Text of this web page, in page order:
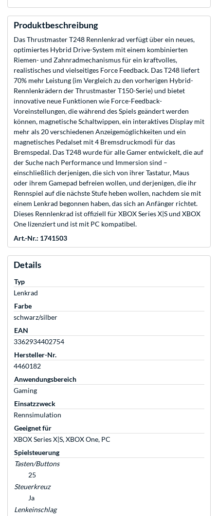
Produktbeschreibung
Das Thrustmaster T248 Rennlenkrad verfügt über ein neues,
optimiertes Hybrid Drive-System mit einem kombinierten
Riemen- und Zahnradmechanismus für ein kraftvolles,
realistisches und vielseitiges Force Feedback. Das T248 liefert
70% mehr Leistung (im Vergleich zu den vorherigen Hybrid-
Rennlenkrädern der Thrustmaster T150-Serie) und bietet
innovative neue Funktionen wie Force-Feedback-
Voreinstellungen, die während des Spiels geändert werden
können, magnetische Schaltwippen, ein interaktives Display mit
mehr als 20 verschiedenen Anzeigemöglichkeiten und ein
magnetisches Pedalset mit 4 Bremsdruckmodi für das
Bremspedal. Das T248 wurde für alle Gamer entwickelt, die auf
der Suche nach Performance und Immersion sind –
einschließlich derjenigen, die sich von ihrer Tastatur, Maus
oder ihrem Gamepad befreien wollen, und derjenigen, die ihr
Rennspiel auf die nächste Stufe heben wollen, nachdem sie mit
einem Lenkrad begonnen haben, das sich an Anfänger richtet.
Dieses Rennlenkrad ist offiziell für XBOX Series X|S und XBOX
One lizenziert und ist mit PC kompatibel.
Art.-Nr.: 1741503
Details
Typ
Lenkrad
Farbe
schwarz/silber
EAN
3362934402754
Hersteller-Nr.
4460182
Anwendungsbereich
Gaming
Einsatzzweck
Rennsimulation
Geeignet für
XBOX Series X|S, XBOX One, PC
Spielsteuerung
Tasten/Buttons
25
Steuerkreuz
Ja
Lenkeinschlag